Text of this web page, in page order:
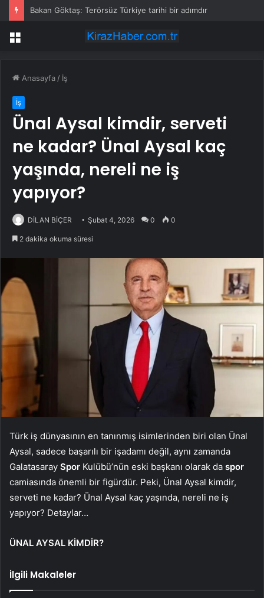
Bakan Göktaş: Terörsüz Türkiye tarihi bir adımdır
Menü
Anasayfa / İş
İş
Ünal Aysal kimdir, serveti
ne kadar? Ünal Aysal kaç
yaşında, nereli ne iş
yapıyor?
DİLAN BİÇER Şubat 4, 2026 0 0
2 dakika okuma süresi
Türk iş dünyasının en tanınmış isimlerinden biri olan Ünal
Aysal, sadece başarılı bir işadamı değil, aynı zamanda
Galatasaray Spor Kulübü’nün eski başkanı olarak da spor
camiasında önemli bir figürdür. Peki, Ünal Aysal kimdir,
serveti ne kadar? Ünal Aysal kaç yaşında, nereli ne iş
yapıyor? Detaylar…
ÜNAL AYSAL KİMDİR?
İlgili Makaleler